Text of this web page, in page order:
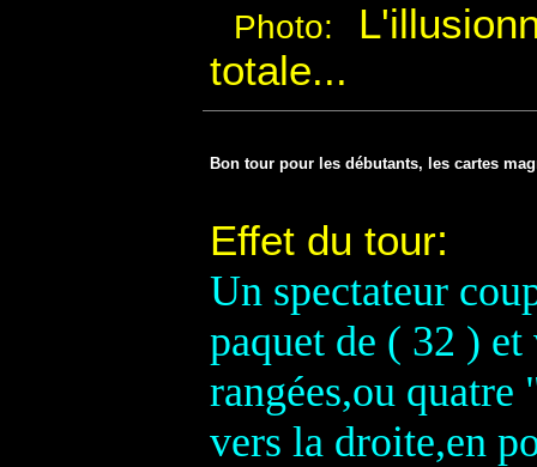
Photo:
totale...
Bon tour pour les débutants, les cartes
Effet du tour:
Un spectateur
paquet de ( 32 )
rangées,ou quatre
vers la droite,en